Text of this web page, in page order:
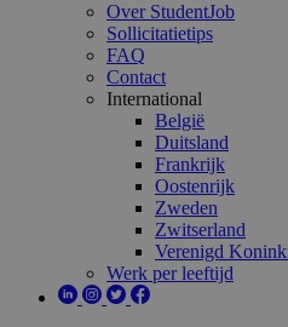
Over StudentJob
Sollicitatietips
FAQ
Contact
International
België
Duitsland
Frankrijk
Oostenrijk
Zweden
Zwitserland
Verenigd
Werk per leeftijd